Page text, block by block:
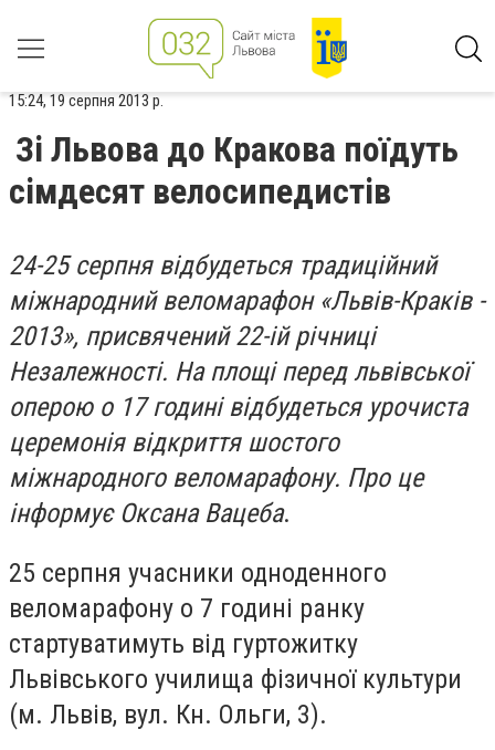
15:24, 19 серпня 2013 р.
Зі Львова до Кракова поїдуть
сімдесят велосипедистів
24-25 серпня відбудеться традиційний
міжнародний веломарафон «Львів-Краків -
2013», присвячений 22-ій річниці
Незалежності. На площі перед львівської
оперою о 17 годині відбудеться урочиста
церемонія відкриття шостого
міжнародного веломарафону. Про це
інформує Оксана Вацеба.
25 серпня учасники одноденного
веломарафону о 7 годині ранку
стартуватимуть від гуртожитку
Львівського училища фізичної культури
(м. Львів, вул. Кн. Ольги, 3).